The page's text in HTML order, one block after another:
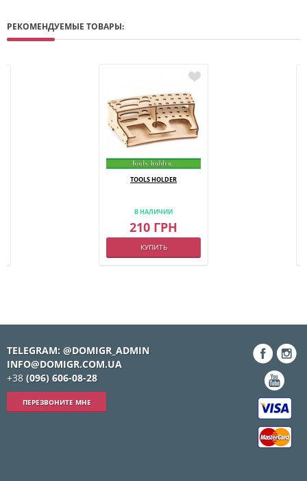
РЕКОМЕНДУЕМЫЕ ТОВАРЫ:
TOOLS HOLDER
В НАЛИЧИИ
210 ГРН
КУПИТЬ
TELEGRAM: @DOMIGR_ADMIN
INFO@DOMIGR.COM.UA
+38 (096) 606-08-28
ПЕРЕЗВОНИТЕ МНЕ